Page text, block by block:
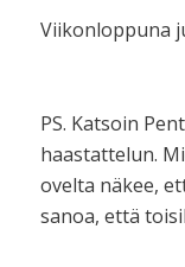
Viikonloppuna
PS. Katsoin
haastattelun.
ovelta näkee,
sanoa, että